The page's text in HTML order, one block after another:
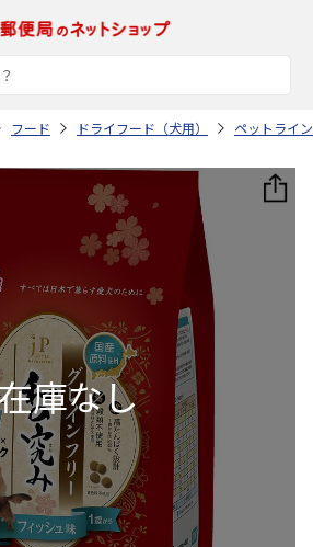
フード ドライフード（犬用） ペットライン